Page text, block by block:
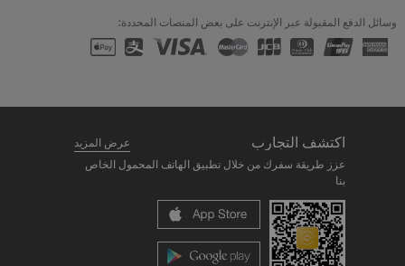
وسائل الدفع المقبولة عبر الإنترنت على بعض المنصات المحددة:
اكتشف التجارب
عرض المزيد
عزز طريقة سفرك من خلال تطبيق الهاتف المحمول الخاص
بنا